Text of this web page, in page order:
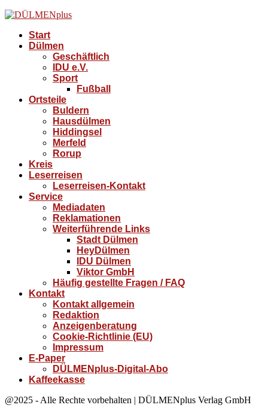
Start
Dülmen
Geschäftlich
IDU e.V.
Sport
Fußball
Ortsteile
Buldern
Hausdülmen
Hiddingsel
Merfeld
Rorup
Kreis
Leserreisen
Leserreisen-Kontakt
Service
Mediadaten
Reklamationen
Weiterführende Links
Stadt Dülmen
HeyDülmen
IDU Dülmen
Viktor GmbH
Häufig gestellte Fragen / FAQ
Kontakt
Kontakt allgemein
Redaktion
Anzeigenberatung
Cookie-Richtlinie (EU)
Impressum
E-Paper
DÜLMENplus-Digital-Abo
Kaffeekasse
@2025 - Alle Rechte vorbehalten | DÜLMENplus Verlag GmbH